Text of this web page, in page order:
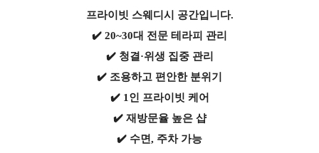
프라이빗 스웨디시 공간입니다.
✔️ 20~30대 전문 테라피 관리
✔️ 청결·위생 집중 관리
✔️ 조용하고 편안한 분위기
✔️ 1인 프라이빗 케어
✔️ 재방문율 높은 샵
✔️ 수면, 주차 가능